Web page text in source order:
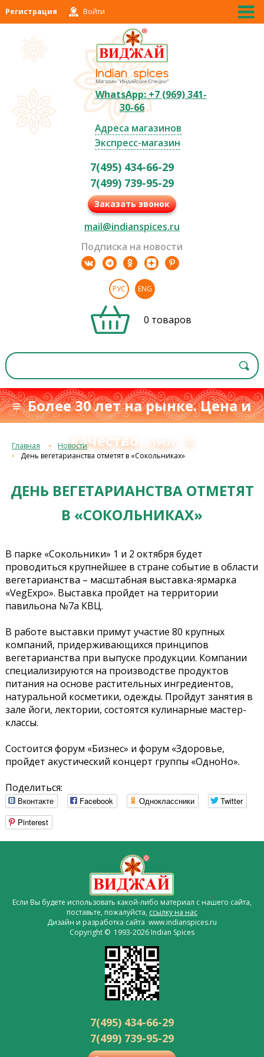
Регистрация Войти
WhatsApp: +7 (969) 341-
30-66
Адреса магазинов
Экспресс-магазин
7(495) 434-66-29
7(499) 739-95-29
Заказать звонок
mail@indianspices.ru
Подписка на новости
РУС ENG
0 товаров
≡ Более 30 лет на рынке. Цена и
качество
с 1993 г. ≡
Главная
Новости
День вегетарианства отметят в «Сокольниках»
ДЕНЬ ВЕГЕТАРИАНСТВА ОТМЕТЯТ
В «СОКОЛЬНИКАХ»
В парке «Сокольники» 1 и 2 октября будет
проводиться крупнейшее в стране событие в области
вегетарианства – масштабная выставка-ярмарка
«VegExpo». Выставка пройдет на территории
павильона №7а КВЦ.
В работе выставки примут участие 80 крупных
компаний, придерживающихся принципов
вегетарианства при выпуске продукции. Компании
специализируются на производстве продуктов
питания на основе растительных ингредиентов,
натуральной косметики, одежды. Пройдут занятия в
зале йоги, лектории, состоятся кулинарные мастер-
классы.
Состоится форум «Бизнес» и форум «Здоровье,
пройдет акустический концерт группы «ОдноНо».
Поделиться:
Вконтакте Facebook Одноклассники
Twitter
Pinterest
Если Вы будете использовать какой-либо материал с нашего сайта,
поставьте, пожалуйста, ссылку на нас
Дизайн и разработка сайта www.indianspices.ru
Copyright © 1993-2026 Indian Spices
7(495) 434-66-29
7(499) 739-95-29